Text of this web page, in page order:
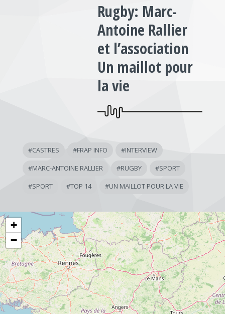
Rugby: Marc-
Antoine Rallier
et l’association
Un maillot pour
la vie
#CASTRES #FRAP INFO #INTERVIEW
#MARC-ANTOINE RALLIER #RUGBY #SPORT
#SPORT #TOP 14 #UN MAILLOT POUR LA VIE
+
−